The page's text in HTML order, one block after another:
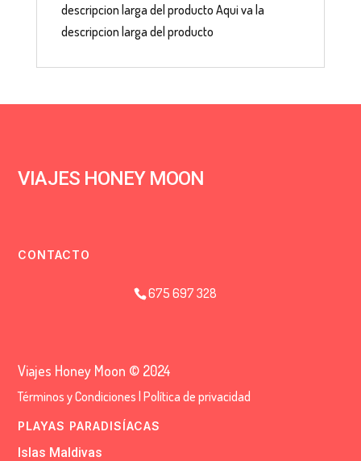
descripcion larga del producto Aqui va la
descripcion larga del producto
VIAJES HONEY MOON
CONTACTO
675 697 328
Viajes Honey Moon © 2024
Términos y Condiciones |Política de privacidad
PLAYAS PARADISÍACAS
Islas Maldivas